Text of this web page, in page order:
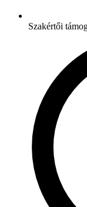
Szakértői